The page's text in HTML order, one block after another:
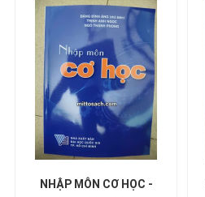
NHẬP MÔN CƠ HỌC -